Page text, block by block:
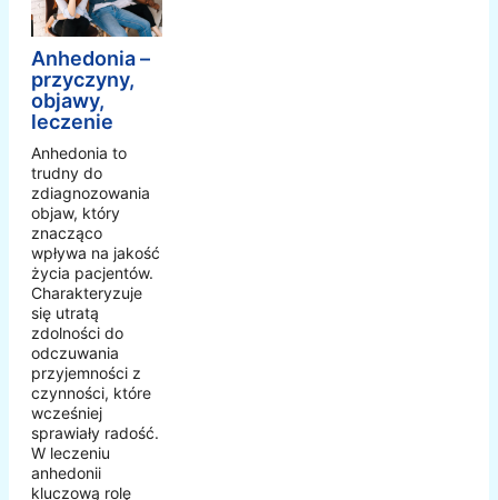
Anhedonia –
przyczyny,
objawy,
leczenie
Anhedonia to
trudny do
zdiagnozowania
objaw, który
znacząco
wpływa na jakość
życia pacjentów.
Charakteryzuje
się utratą
zdolności do
odczuwania
przyjemności z
czynności, które
wcześniej
sprawiały radość.
W leczeniu
anhedonii
kluczową rolę